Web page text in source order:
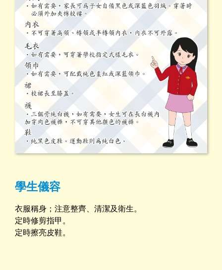
學生儀容
衣服稱身；注意整齊、清潔及衛生。
定時修剪指甲。
定時擦亮皮鞋。